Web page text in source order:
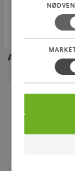
4.1 på
Andre kunder